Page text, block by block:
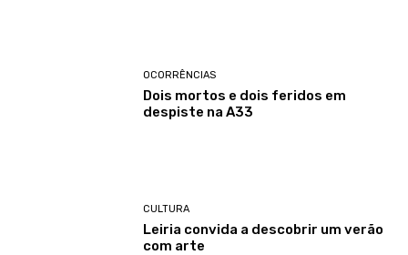
OCORRÊNCIAS
Dois mortos e dois feridos em
despiste na A33
CULTURA
Leiria convida a descobrir um verão
com arte